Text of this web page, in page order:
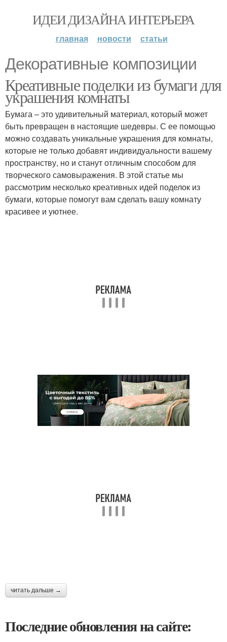
ИДЕИ ДИЗАЙНА ИНТЕРЬЕРА
главная новости статьи
Декоративные композиции
Креативные поделки из бумаги для
украшения комнаты
Бумага – это удивительный материал, который может
быть превращен в настоящие шедевры. С ее помощью
можно создавать уникальные украшения для комнаты,
которые не только добавят индивидуальности вашему
пространству, но и станут отличным способом для
творческого самовыражения. В этой статье мы
рассмотрим несколько креативных идей поделок из
бумаги, которые помогут вам сделать вашу комнату
красивее и уютнее.
читать дальше →
Последние обновления на сайте: